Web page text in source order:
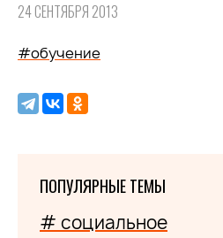
24 СЕНТЯБРЯ 2013
#обучение
ПОПУЛЯРНЫЕ ТЕМЫ
# социальное